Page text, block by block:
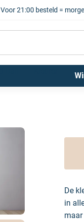
Voor 21:00 besteld =
De
in